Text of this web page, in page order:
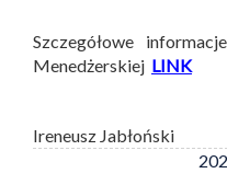
Szczegółowe
Menedżerskiej LINK
Ireneusz Jabłoński